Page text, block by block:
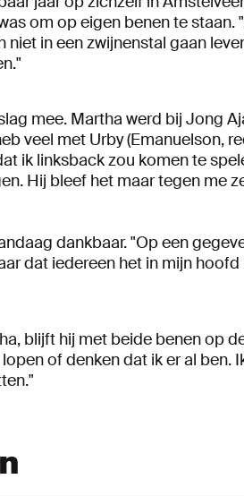
om op eigen benen te staan.
in een zwijnenstal gaan
mee. Martha werd bij Jong
veel met Urby (Emanuelson,
ik linksback zou komen te
Hij bleef het maar tegen me
dankbaar. "Op een
dat iedereen het in mijn
blijft hij met beide benen op
of denken dat ik er al ben.